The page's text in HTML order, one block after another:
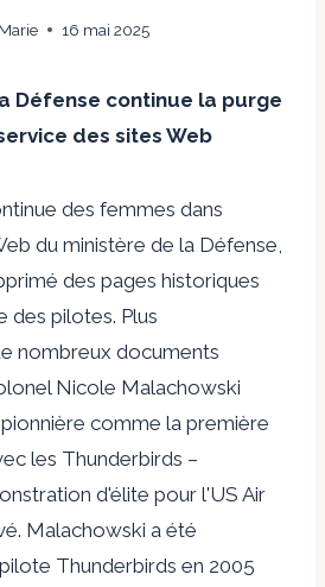
Marie 16 mai 2025
Défense continue la purge
des sites Web
des femmes dans
du ministère de la Défense,
des pages historiques
pilotes. Plus
nombreux documents
Nicole Malachowski
comme la première
les Thunderbirds –
d'élite pour l'US Air
Malachowski a été
Thunderbirds en 2005